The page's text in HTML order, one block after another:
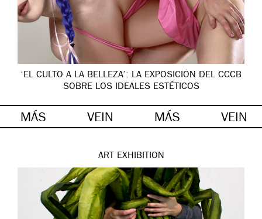
‘EL CULTO A LA BELLEZA’: LA EXPOSICIÓN DEL CCCB
SOBRE LOS IDEALES ESTÉTICOS
MÁS VEIN MÁS VEIN
ART EXHIBITION